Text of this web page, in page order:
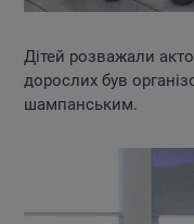
Дітей розважали
дорослих був
шампанським.